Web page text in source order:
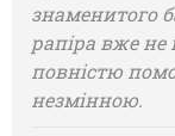
знаменитого
рапіра вже не
повністю
незмінною.